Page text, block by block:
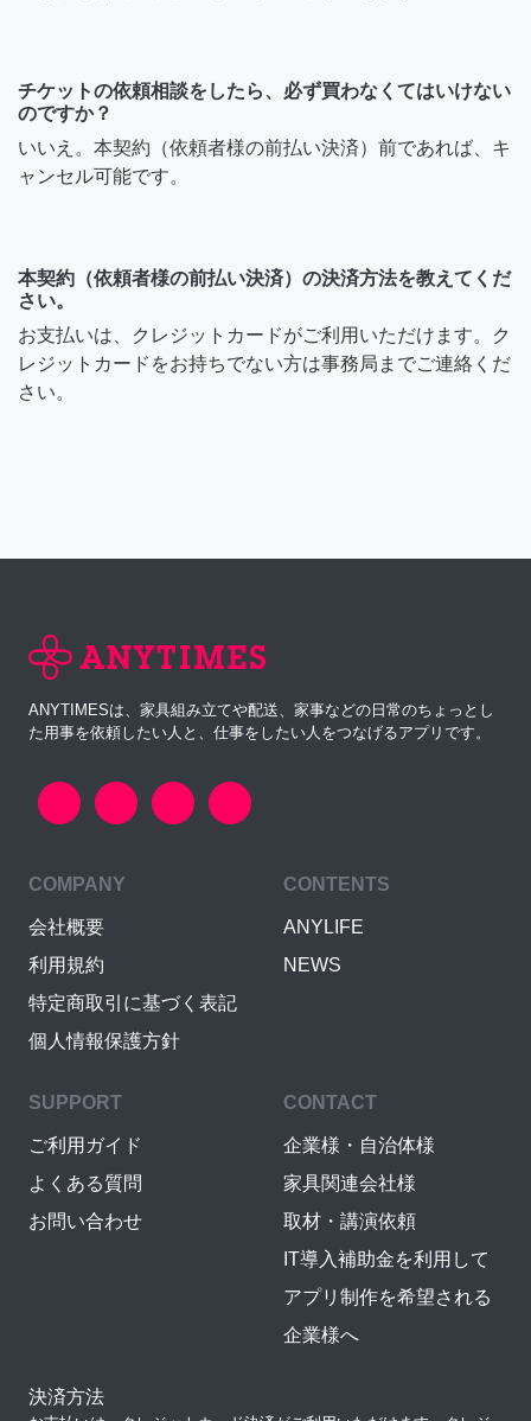
チケットの依頼相談をしたら、必ず買わなくてはいけない
のですか？
いいえ。本契約（依頼者様の前払い決済）前であれば、キ
ャンセル可能です。
本契約（依頼者様の前払い決済）の決済方法を教えてくだ
さい。
お支払いは、クレジットカードがご利用いただけます。ク
レジットカードをお持ちでない方は事務局までご連絡くだ
さい。
ANYTIMESは、家具組み立てや配送、家事などの日常のちょっとし
た用事を依頼したい人と、仕事をしたい人をつなげるアプリです。
COMPANY
会社概要
利用規約
特定商取引に基づく表記
個人情報保護方針
CONTENTS
ANYLIFE
NEWS
SUPPORT
ご利用ガイド
よくある質問
お問い合わせ
CONTACT
企業様・自治体様
家具関連会社様
取材・講演依頼
IT導入補助金を利用して
アプリ制作を希望される
企業様へ
決済方法